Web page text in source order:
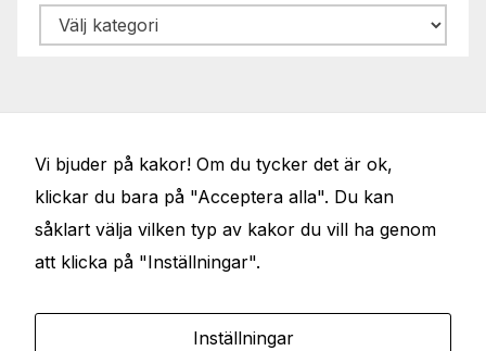
Kategorier
JÖRGENS VAL
Vi bjuder på kakor! Om du tycker det är ok,
klickar du bara på "Acceptera alla". Du kan
såklart välja vilken typ av kakor du vill ha genom
att klicka på "Inställningar".
Inställningar